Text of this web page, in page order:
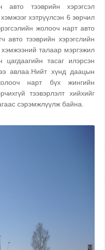
тээврийн хэрэгсэл
хэтрүүлсэн 6 зөрчил
жолооч нарт авто
авто тээврийн хэрэгслийн
талаар мэргэжил
тасаг илэрсэн
авлаа.Нийт хүнд даацын
нарт бүх жингийн
тээвэрлэлт хийхийг
сэрэмжлүүлж байна.